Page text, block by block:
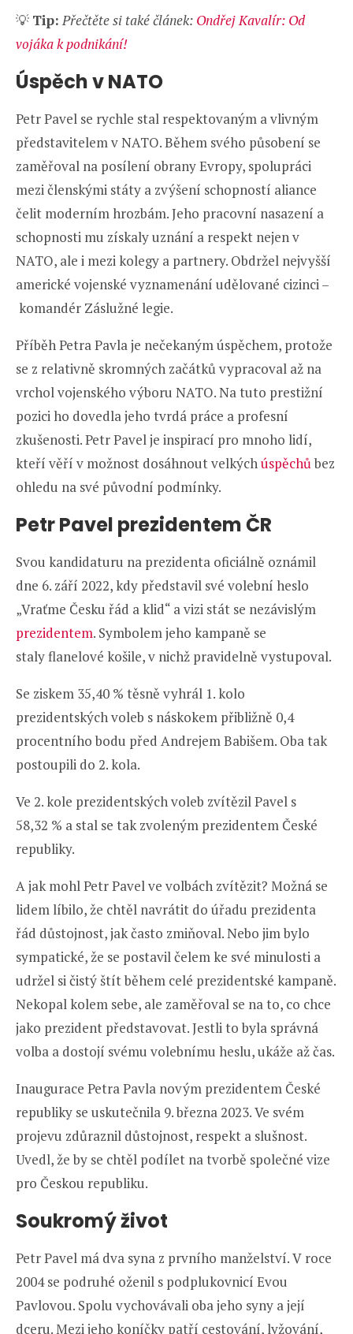
💡 Tip:Přečtěte si také článek: Ondřej Kavalír: Od
vojáka k podnikání!
Úspěch v NATO
Petr Pavel se rychle stal respektovaným a vlivným
představitelem v NATO. Během svého působení se
zaměřoval na posílení obrany Evropy, spolupráci
mezi členskými státy a zvýšení schopností aliance
čelit moderním hrozbám. Jeho pracovní nasazení a
schopnosti mu získaly uznání a respekt nejen v
NATO, ale i mezi kolegy a partnery. Obdržel nejvyšší
americké vojenské vyznamenání udělované cizinci –
komandér Záslužné legie.
Příběh Petra Pavla je nečekaným úspěchem, protože
se z relativně skromných začátků vypracoval až na
vrchol vojenského výboru NATO. Na tuto prestižní
pozici ho dovedla jeho tvrdá práce a profesní
zkušenosti. Petr Pavel je inspirací pro mnoho lidí,
kteří věří v možnost dosáhnout velkýchúspěchůbez
ohledu na své původní podmínky.
Petr Pavel prezidentem ČR
Svou kandidaturu na prezidenta oficiálně oznámil
dne 6. září 2022, kdy představil své volební heslo
„Vraťme Česku řád a klid“ a vizi stát se nezávislým
prezidentem. Symbolem jeho kampaně se
staly flanelové košile, v nichž pravidelně vystupoval.
Se ziskem 35,40 % těsně vyhrál 1. kolo
prezidentských voleb s náskokem přibližně 0,4
procentního bodu před Andrejem Babišem. Oba tak
postoupili do 2. kola.
Ve 2. kole prezidentských voleb zvítězil Pavel s
58,32 % a stal se tak zvoleným prezidentem České
republiky.
A jak mohl Petr Pavel ve volbách zvítězit? Možná se
lidem líbilo, že chtěl navrátit do úřadu prezidenta
řád důstojnost, jak často zmiňoval. Nebo jim bylo
sympatické, že se postavil čelem ke své minulosti a
udržel si čistý štít během celé prezidentské kampaně.
Nekopal kolem sebe, ale zaměřoval se na to, co chce
jako prezident představovat. Jestli to byla správná
volba a dostojí svému volebnímu heslu, ukáže až čas.
Inaugurace Petra Pavla novým prezidentem České
republiky se uskutečnila 9. března 2023. Ve svém
projevu zdůraznil důstojnost, respekt a slušnost.
Uvedl, že by se chtěl podílet na tvorbě společné vize
pro Českou republiku.
Soukromý život
Petr Pavel má dva syna z prvního manželství. V roce
2004 se podruhé oženil s podplukovnicí Evou
Pavlovou. Spolu vychovávali oba jeho syny a její
dceru. Mezi jeho koníčky patří cestování, lyžování,